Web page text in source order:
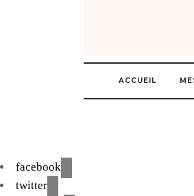
ACCUEIL
facebook
twitter